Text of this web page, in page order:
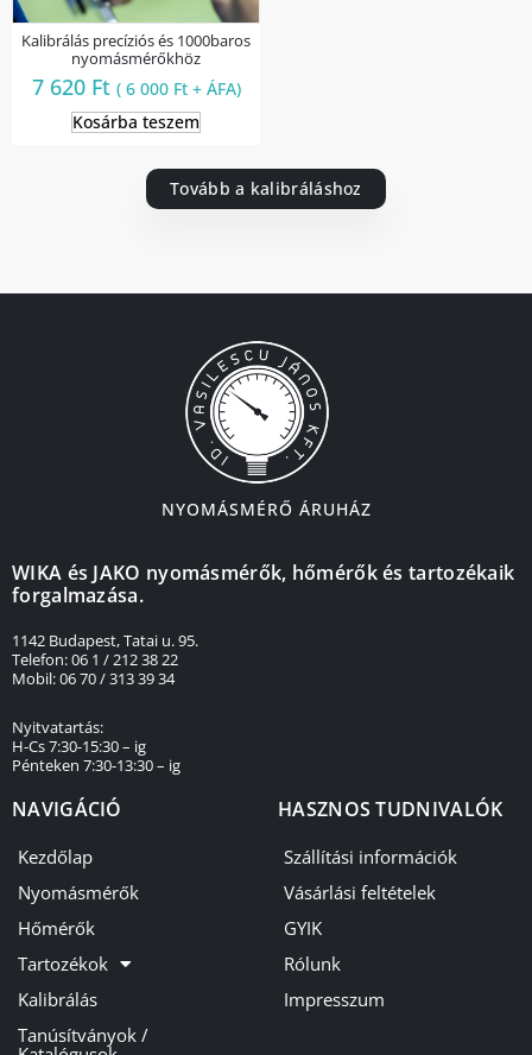
Kalibrálás precíziós és 1000baros
nyomásmérőkhöz
7 620 Ft ( 6 000 Ft+ ÁFA)
Kosárba teszem
Tovább a kalibráláshoz
NYOMÁSMÉRŐ ÁRUHÁZ
WIKA és JAKO nyomásmérők, hőmérők és tartozékaik
forgalmazása.
1142 Budapest, Tatai u. 95.
Telefon: 06 1 / 212 38 22
Mobil: 06 70 / 313 39 34
Nyitvatartás:
H-Cs 7:30-15:30 – ig
Pénteken 7:30-13:30 – ig
NAVIGÁCIÓ
Kezdőlap
Nyomásmérők
Hőmérők
Tartozékok
Kalibrálás
Tanúsítványok /
HASZNOS TUDNIVALÓK
Szállítási információk
Vásárlási feltételek
GYIK
Rólunk
Impresszum